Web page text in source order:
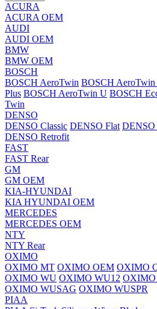
ACURA
ACURA OEM
AUDI
AUDI OEM
BMW
BMW OEM
BOSCH
BOSCH AeroTwin BOSCH
Plus BOSCH AeroTwin U BOSCH
Twin
DENSO
DENSO Classic DENSO Flat
DENSO Retrofit
FAST
FAST Rear
GM
GM OEM
KIA-HYUNDAI
KIA HYUNDAI OEM
MERCEDES
MERCEDES OEM
NTY
NTY Rear
OXIMO
OXIMO MT OXIMO OEM OXIMO
OXIMO WU OXIMO WU12
OXIMO WUSAG OXIMO WUSPR
PIAA